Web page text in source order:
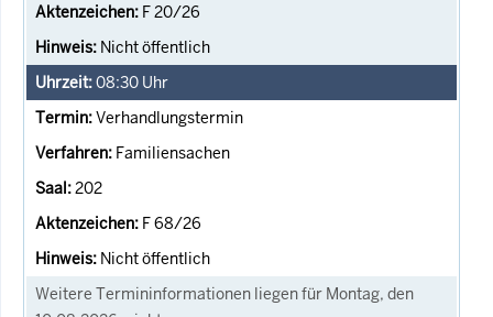
F 20/26
Nicht öffentlich
08:30 Uhr
Verhandlungstermin
Familiensachen
202
F 68/26
Nicht öffentlich
Weitere Termininformationen liegen für Montag, den